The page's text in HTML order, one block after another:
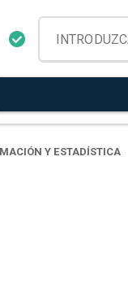
Y ESTADÍSTICA